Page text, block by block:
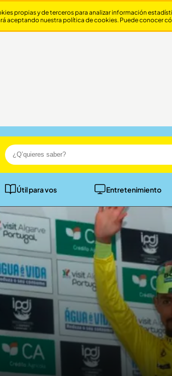
Útil para vos Entretenimiento
propias y de terceros para analizar información
aceptando nuestra política de cookies. Puede conocer